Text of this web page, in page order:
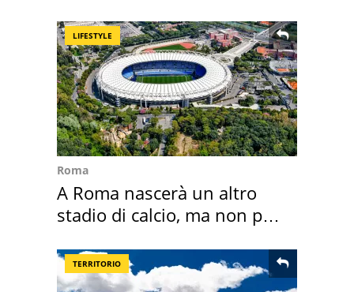
LIFESTYLE
Roma
A Roma nascerà un altro
stadio di calcio, ma non per
TERRITORIO